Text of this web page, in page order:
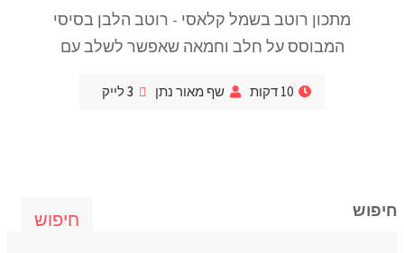
מתכון רוטב בשמל קלאסי - רוטב הלבן בסיסי
המבוסס על חלב וחמאה שאפשר לשלב עם
10 דקות שף מאור נתן 3לייק
חיפוש חיפוש